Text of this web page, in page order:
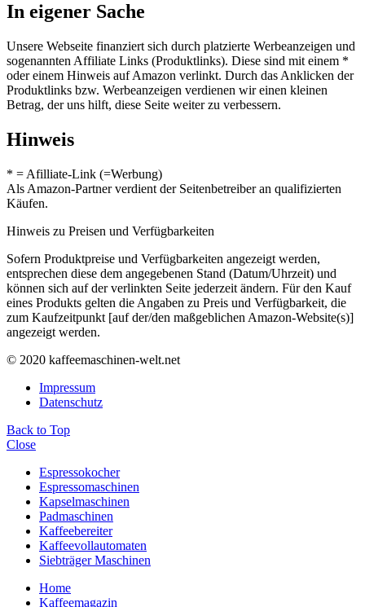
In eigener Sache
Unsere Webseite finanziert sich durch platzierte Werbeanzeigen und
sogenannten Affiliate Links (Produktlinks). Diese sind mit einem *
oder einem Hinweis auf Amazon verlinkt. Durch das Anklicken der
Produktlinks bzw. Werbeanzeigen verdienen wir einen kleinen
Betrag, der uns hilft, diese Seite weiter zu verbessern.
Hinweis
* = Afilliate-Link (=Werbung)
Als Amazon-Partner verdient der Seitenbetreiber an qualifizierten
Käufen.
Hinweis zu Preisen und Verfügbarkeiten
Sofern Produktpreise und Verfügbarkeiten angezeigt werden,
entsprechen diese dem angegebenen Stand (Datum/Uhrzeit) und
können sich auf der verlinkten Seite jederzeit ändern. Für den Kauf
eines Produkts gelten die Angaben zu Preis und Verfügbarkeit, die
zum Kaufzeitpunkt [auf der/den maßgeblichen Amazon-Website(s)]
angezeigt werden.
© 2020 kaffeemaschinen-welt.net
Impressum
Datenschutz
Back to Top
Close
Espressokocher
Espressomaschinen
Kapselmaschinen
Padmaschinen
Kaffeebereiter
Kaffeevollautomaten
Siebträger Maschinen
Home
Kaffeemagazin